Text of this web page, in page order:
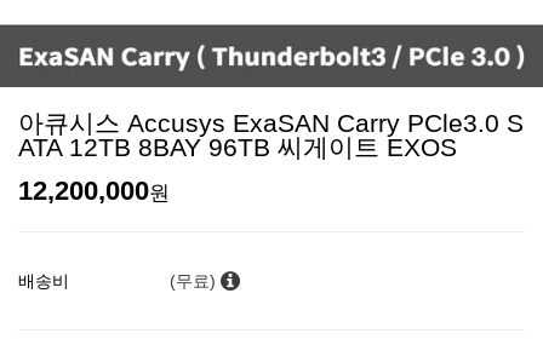
아큐시스 Accusys ExaSAN Carry PCle3.0 S
ATA 12TB 8BAY 96TB 씨게이트 EXOS
12,200,000원
배송비 (무료)